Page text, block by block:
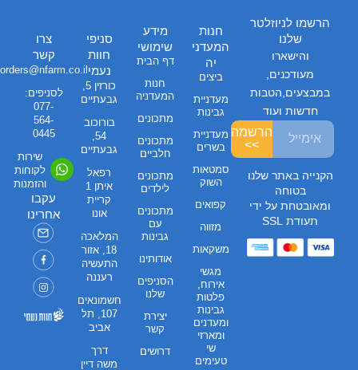
חנות
המעדני
יה
ביצים
מעדניית
גבינות
מעדניית
בשרים
סמטאות
השוק
קפואים
מזווה
משקאות
מגשי
אירוח,
פלטות
גבינות
ומעדנים
ומארזי
שי
טעימים
מידע
שימושי
דף הבית
חנות
המעדניה
מתכונים
מתכונים
חלביים
מתכונים
לילדים
מתכונים
עם
גבינות
אודותינו
הסניפים
שלנו
יצירת
קשר
דרושים
סניפי
חוות
נעמי
כורזין 5,
גבעתיים
בורוכוב
54,
גבעתיים
רפאל
איתן 1
קריית
אונו
המלאכה
18, אזור
התעשיה
רעננה
חשמונאים
107, תל
אביב
דרך
משה דיין
צרו
קשר
orders@nfarm.co.il
לסניפים:
077-
564-
0445
שירות
לקוחות
והזמנות
עקבו
אחרינו
הרשמו לניוזלטר
שלנו
והישארו
מעודכנים,
במבצעים,הטבות
חדשות ועוד
הרשמה
>>
הקנייה באתר שלנו
בטוחה
ומאובטחת על ידי
תעודת SSL